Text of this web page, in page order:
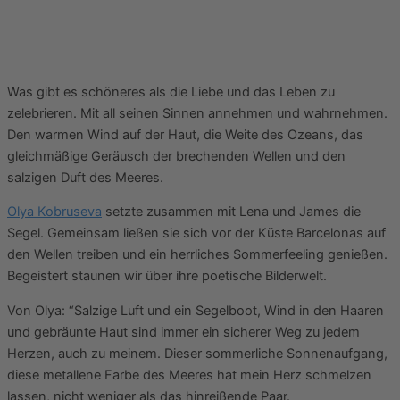
Was gibt es schöneres als die Liebe und das Leben zu
zelebrieren. Mit all seinen Sinnen annehmen und wahrnehmen.
Den warmen Wind auf der Haut, die Weite des Ozeans, das
gleichmäßige Geräusch der brechenden Wellen und den
salzigen Duft des Meeres.
Olya Kobruseva setzte zusammen mit Lena und James die
Segel. Gemeinsam ließen sie sich vor der Küste Barcelonas auf
den Wellen treiben und ein herrliches Sommerfeeling genießen.
Begeistert staunen wir über ihre poetische Bilderwelt.
Von Olya: “Salzige Luft und ein Segelboot, Wind in den Haaren
und gebräunte Haut sind immer ein sicherer Weg zu jedem
Herzen, auch zu meinem. Dieser sommerliche Sonnenaufgang,
diese metallene Farbe des Meeres hat mein Herz schmelzen
lassen, nicht weniger als das hinreißende Paar.